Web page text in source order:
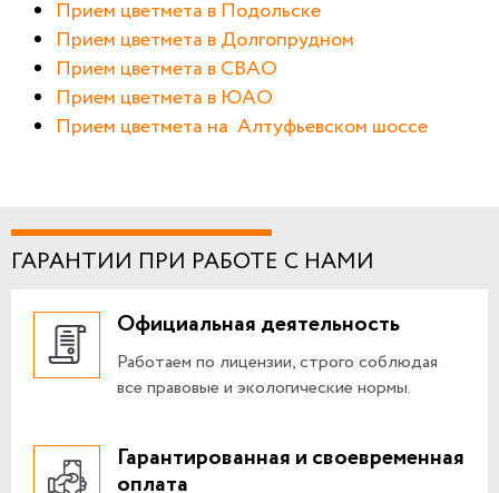
Прием цветмета в Подольске
Прием цветмета в Долгопрудном
Прием цветмета в СВАО
Прием цветмета в ЮАО
Прием цветмета на Алтуфьевском шоссе
ГАРАНТИИ ПРИ РАБОТЕ С НАМИ
Официальная деятельность
Работаем по лицензии, строго соблюдая
все правовые и экологические нормы.
Гарантированная и своевременная
оплата